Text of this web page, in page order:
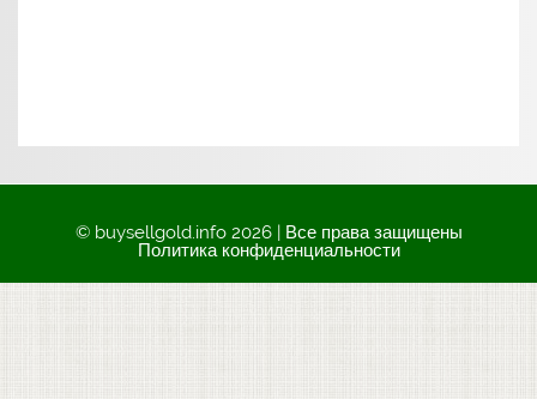
© buysellgold.info 2026 | Все права защищены
Политика конфиденциальности